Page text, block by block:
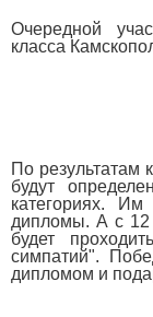
Очередной
класса
По результатам
будут
категориях.
дипломы. А с 12
будет
симпатий".
дипломом и